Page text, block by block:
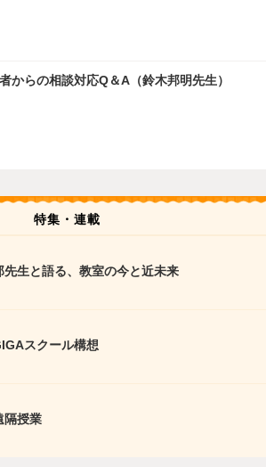
からの相談対応Q＆A（鈴木邦明先生）
特集・連載
先生と語る、教室の今と近未来
スクール構想
隔授業